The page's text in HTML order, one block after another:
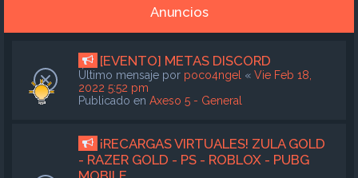
Anuncios
[EVENTO] METAS DISCORD
Último mensaje por poco4ngel « Vie Feb 18,
2022 5:52 pm
Publicado en Axeso 5 - General
¡RECARGAS VIRTUALES! ZULA GOLD
- RAZER GOLD - PS - ROBLOX - PUBG